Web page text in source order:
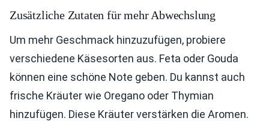
Zusätzliche Zutaten für mehr Abwechslung
Um mehr Geschmack hinzuzufügen, probiere
verschiedene Käsesorten aus. Feta oder Gouda
können eine schöne Note geben. Du kannst auch
frische Kräuter wie Oregano oder Thymian
hinzufügen. Diese Kräuter verstärken die Aromen.